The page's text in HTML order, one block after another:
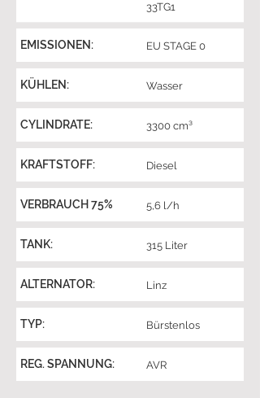
33TG1
EMISSIONEN: EU STAGE 0
KÜHLEN: Wasser
CYLINDRATE: 3300 cm³
KRAFTSTOFF: Diesel
VERBRAUCH 75% 5,6 l/h
TANK: 315 Liter
ALTERNATOR: Linz
TYP: Bürstenlos
REG. SPANNUNG: AVR